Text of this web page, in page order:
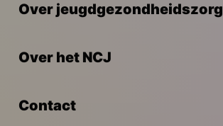
Over jeugdgezondheidszorg
Over het NCJ
Contact